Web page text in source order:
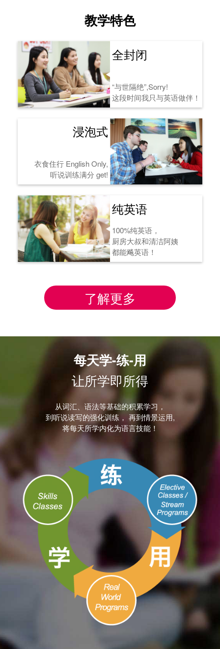
教学特色
全封闭
“与世隔绝”,Sorry!
这段时间我只与英语做伴！
浸泡式
衣食住行 English Only,
听说训练满分 get!
纯英语
100%纯英语，
厨房大叔和清洁阿姨
都能飚英语！
了解更多
每天学-练-用
让所学即所得
从词汇、语法等基础的积累学习，
到听说读写的强化训练， 再到情景运用,
将每天所学内化为语言技能！